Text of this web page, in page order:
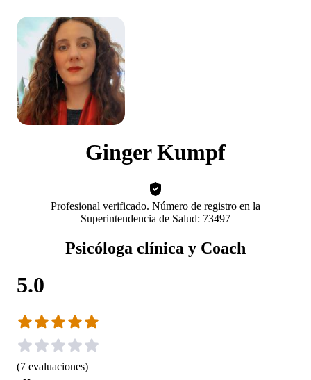
Ginger Kumpf
Profesional verificado. Número de registro en la
Superintendencia de Salud: 73497
Psicóloga clínica y Coach
5.0
(7 evaluaciones)